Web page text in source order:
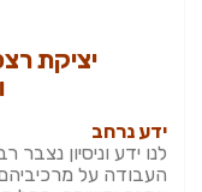
יציקת
ידע נרחב
לנו ידע וניסיון
העבודה על